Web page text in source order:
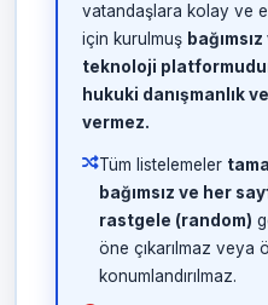
vatandaşlara kolay ve
için kurulmuş
teknoloji
hukuki danışmanlık
vermez.
Tüm listelemeler
bağımsız ve her
rastgele (random)
öne çıkarılmaz veya
konumlandırılmaz.